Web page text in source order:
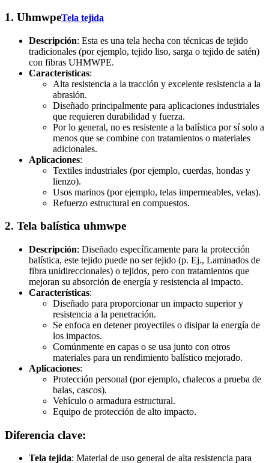
1. UhmwpeTela tejida
Descripción: Esta es una tela hecha con técnicas de tejido
tradicionales (por ejemplo, tejido liso, sarga o tejido de satén)
con fibras UHMWPE.
Características:
Alta resistencia a la tracción y excelente resistencia a la
abrasión.
Diseñado principalmente para aplicaciones industriales
que requieren durabilidad y fuerza.
Por lo general, no es resistente a la balística por sí solo a
menos que se combine con tratamientos o materiales
adicionales.
Aplicaciones:
Textiles industriales (por ejemplo, cuerdas, hondas y
lienzo).
Usos marinos (por ejemplo, telas impermeables, velas).
Refuerzo estructural en compuestos.
2. Tela balística uhmwpe
Descripción: Diseñado específicamente para la protección
balística, este tejido puede no ser tejido (p. Ej., Laminados de
fibra unidireccionales) o tejidos, pero con tratamientos que
mejoran su absorción de energía y resistencia al impacto.
Características:
Diseñado para proporcionar un impacto superior y
resistencia a la penetración.
Se enfoca en detener proyectiles o disipar la energía de
los impactos.
Comúnmente en capas o se usa junto con otros
materiales para un rendimiento balístico mejorado.
Aplicaciones:
Protección personal (por ejemplo, chalecos a prueba de
balas, cascos).
Vehículo o armadura estructural.
Equipo de protección de alto impacto.
Diferencia clave:
Tela tejida: Material de uso general de alta resistencia para